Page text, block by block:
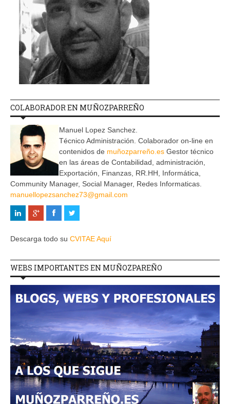
COLABORADOR EN MUÑOZPARREÑO
Manuel Lopez Sanchez.
Técnico Administración. Colaborador on-line en
contenidos de muñozparreño.es Gestor técnico
en las áreas de Contabilidad, administración,
Exportación, Finanzas, RR.HH, Informática,
Community Manager, Social Manager, Redes Informaticas.
manuellopezsanchez73@gmail.com
Descarga todo su CVITAE Aquí
WEBS IMPORTANTES EN MUÑOZPAREÑO